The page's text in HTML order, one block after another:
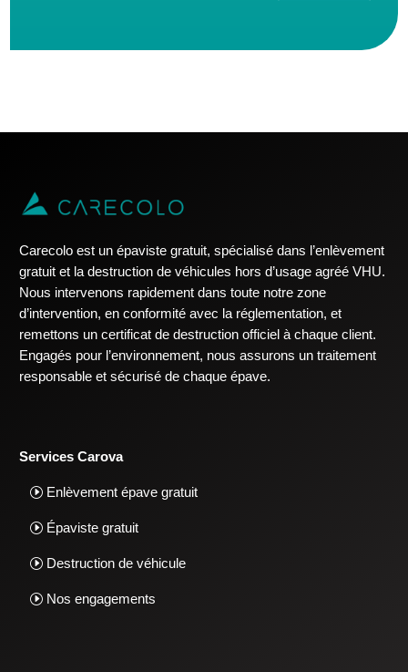
Carecolo est un épaviste gratuit, spécialisé dans l’enlèvement
gratuit et la destruction de véhicules hors d’usage agréé VHU.
Nous intervenons rapidement dans toute notre zone
d’intervention, en conformité avec la réglementation, et
remettons un certificat de destruction officiel à chaque client.
Engagés pour l’environnement, nous assurons un traitement
responsable et sécurisé de chaque épave.
Services Carova
Enlèvement épave gratuit
Épaviste gratuit
Destruction de véhicule
Nos engagements